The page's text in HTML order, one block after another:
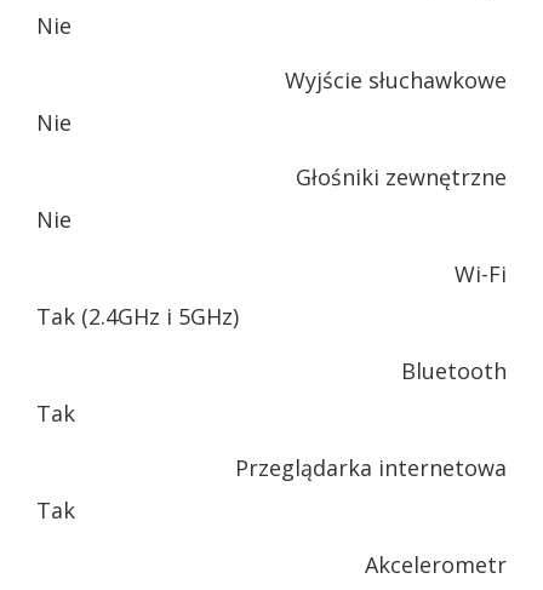
Nie
Wyjście słuchawkowe
Nie
Głośniki zewnętrzne
Nie
Wi-Fi
Tak (2.4GHz i 5GHz)
Bluetooth
Tak
Przeglądarka internetowa
Tak
Akcelerometr